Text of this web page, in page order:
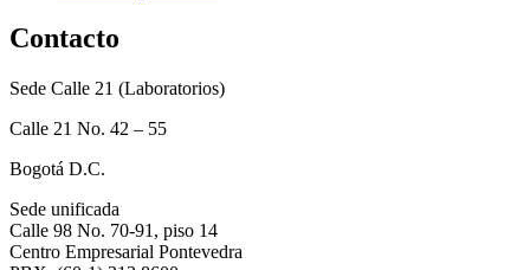
Contacto
Sede Calle 21 (Laboratorios)
Calle 21 No. 42 – 55
Bogotá D.C.
Sede unificada
Calle 98 No. 70-91, piso 14
Centro Empresarial Pontevedra